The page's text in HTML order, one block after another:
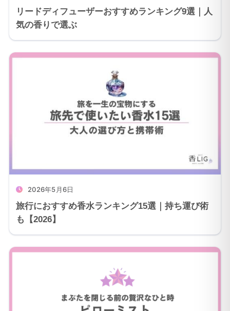
リードディフューザーおすすめランキング9選｜人
気の香りで選ぶ
2026年5月6日
旅行におすすめ香水ランキング15選｜持ち運び術
も【2026】